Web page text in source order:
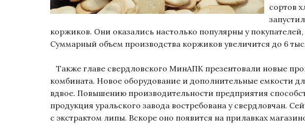
сортов
коржиков. Они оказались настолько популярны у
Суммарный объем производства коржиков увеличится до 6
Также главе свердловского МинАПК презентовали новые
комбината. Новое оборудование и дополнительные емкости
вдвое. Повышению производительности предприятия
продукция уральского завода востребована у свердловчан.
с экстрактом липы. Вскоре оно появится на прилавках